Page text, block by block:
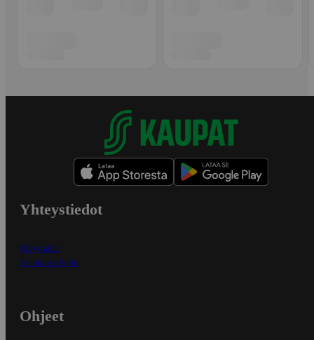
Yhteystiedot
Myymälät
Asiakaspalvelu
Ohjeet